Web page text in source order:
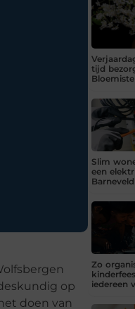
op
doen van
tijd
Slim
een
Barneveld
Zo
iedereen